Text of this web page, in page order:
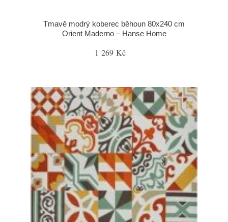
Tmavě modrý koberec běhoun 80x240 cm
Orient Maderno – Hanse Home
1 269 Kč